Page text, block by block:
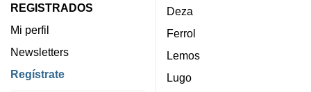
REGISTRADOS
Mi perfil
Newsletters
Regístrate
Deza
Ferrol
Lemos
Lugo